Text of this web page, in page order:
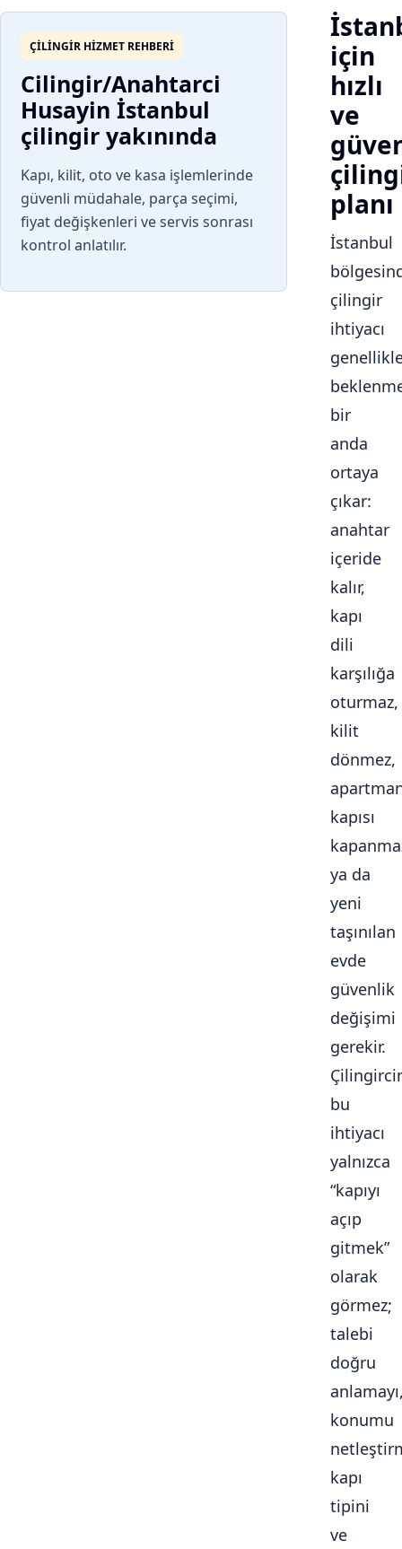
ÇILINGIR HIZMET REHBERI
Cilingir/Anahtarci
Husayin İstanbul
çilingir yakınında
Kapı, kilit, oto ve kasa işlemlerinde
güvenli müdahale, parça seçimi,
fiyat değişkenleri ve servis sonrası
kontrol anlatılır.
için
hızlı
ve
planı
İstanbul
çilingir
ihtiyacı
bir
anda
ortaya
çıkar:
anahtar
içeride
kalır,
kapı
dili
karşılığa
oturmaz,
kilit
dönmez,
kapısı
ya da
yeni
taşınılan
evde
güvenlik
değişimi
gerekir.
bu
ihtiyacı
yalnızca
“kapıyı
açıp
gitmek”
olarak
görmez;
talebi
doğru
konumu
kapı
tipini
ve